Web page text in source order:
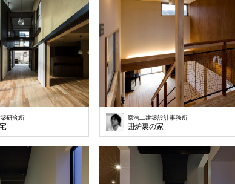
研究所 原浩二建築設計事務所
囲炉裏の家